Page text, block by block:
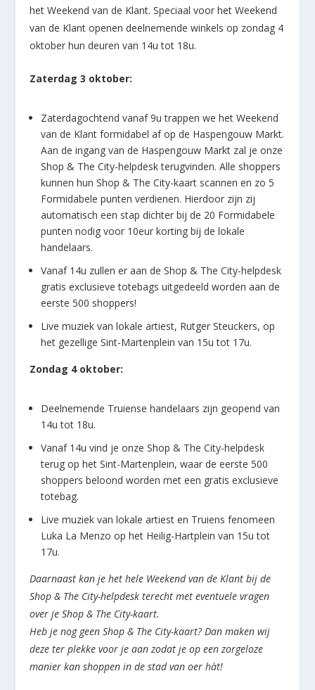
het Weekend van de Klant. Speciaal voor het Weekend
van de Klant openen deelnemende winkels op zondag 4
oktober hun deuren van 14u tot 18u.
Zaterdag 3 oktober:
Zaterdagochtend vanaf 9u trappen we het Weekend
van de Klant formidabel af op de Haspengouw Markt.
Aan de ingang van de Haspengouw Markt zal je onze
Shop & The City-helpdesk terugvinden. Alle shoppers
kunnen hun Shop & The City-kaart scannen en zo 5
Formidabele punten verdienen. Hierdoor zijn zij
automatisch een stap dichter bij de 20 Formidabele
punten nodig voor 10eur korting bij de lokale
handelaars.
Vanaf 14u zullen er aan de Shop & The City-helpdesk
gratis exclusieve totebags uitgedeeld worden aan de
eerste 500 shoppers!
Live muziek van lokale artiest, Rutger Steuckers, op
het gezellige Sint-Martenplein van 15u tot 17u.
Zondag 4 oktober:
Deelnemende Truiense handelaars zijn geopend van
14u tot 18u.
Vanaf 14u vind je onze Shop & The City-helpdesk
terug op het Sint-Martenplein, waar de eerste 500
shoppers beloond worden met een gratis exclusieve
totebag.
Live muziek van lokale artiest en Truiens fenomeen
Luka La Menzo op het Heilig-Hartplein van 15u tot
17u.
Daarnaast kan je het hele Weekend van de Klant bij de
Shop & The City-helpdesk terecht met eventuele vragen
over je Shop & The City-kaart.
Heb je nog geen Shop & The City-kaart? Dan maken wij
deze ter plekke voor je aan zodat je op een zorgeloze
manier kan shoppen in de stad van oer hàt!